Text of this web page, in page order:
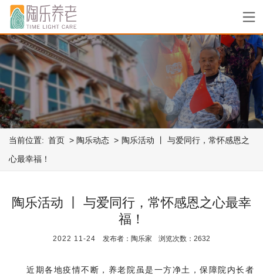
当前位置: 首页 陶乐动态 陶乐活动 丨 与爱同行，常怀感恩之
心最幸福！
陶乐活动 丨 与爱同行，常怀感恩之心最幸
福！
2022 11-24 发布者：陶乐家 浏览次数：2632
近期各地疫情不断，养老院虽是一方净土，保障院内长者